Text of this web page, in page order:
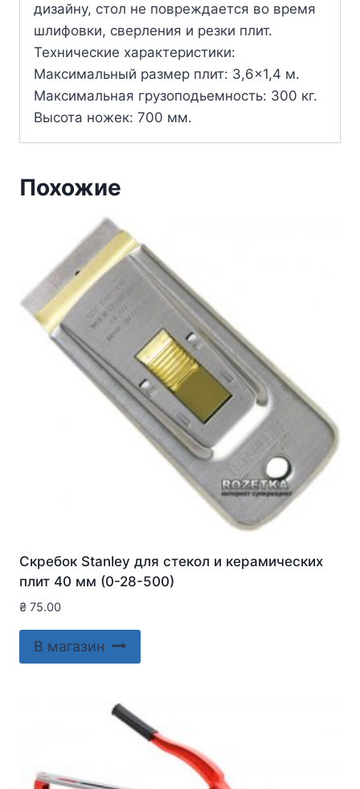
дизайну, стол не повреждается во время
шлифовки, сверления и резки плит.
Технические характеристики:
Максимальный размер плит: 3,6×1,4 м.
Максимальная грузоподьемность: 300 кг.
Высота ножек: 700 мм.
Похожие
Скребок Stanley для стекол и керамических
плит 40 мм (0-28-500)
₴ 75.00
В магазин